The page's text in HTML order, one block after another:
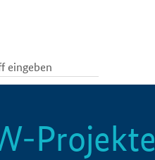
Projekte